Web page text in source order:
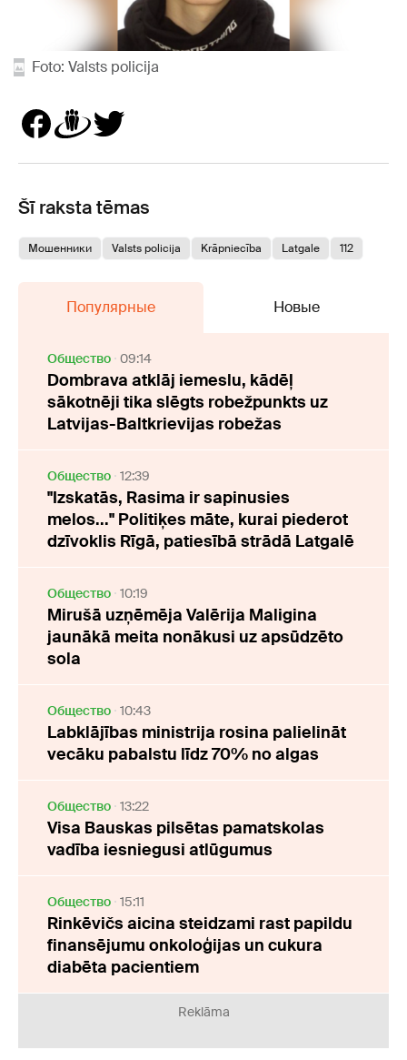
Foto: Valsts policija
Šī raksta tēmas
Мошенники Valsts policija Krāpniecība Latgale 112
Популярные Новые
Oбщество 09:14
Dombrava atklāj iemeslu, kādēļ
sākotnēji tika slēgts robežpunkts uz
Latvijas-Baltkrievijas robežas
Oбщество 12:39
"Izskatās, Rasima ir sapinusies
melos..." Politiķes māte, kurai piederot
dzīvoklis Rīgā, patiesībā strādā Latgalē
Oбщество 10:19
Mirušā uzņēmēja Valērija Maligina
jaunākā meita nonākusi uz apsūdzēto
sola
Oбщество 10:43
Labklājības ministrija rosina palielināt
vecāku pabalstu līdz 70% no algas
Oбщество 13:22
Visa Bauskas pilsētas pamatskolas
vadība iesniegusi atlūgumus
Oбщество 15:11
Rinkēvičs aicina steidzami rast papildu
finansējumu onkoloģijas un cukura
diabēta pacientiem
Reklāma